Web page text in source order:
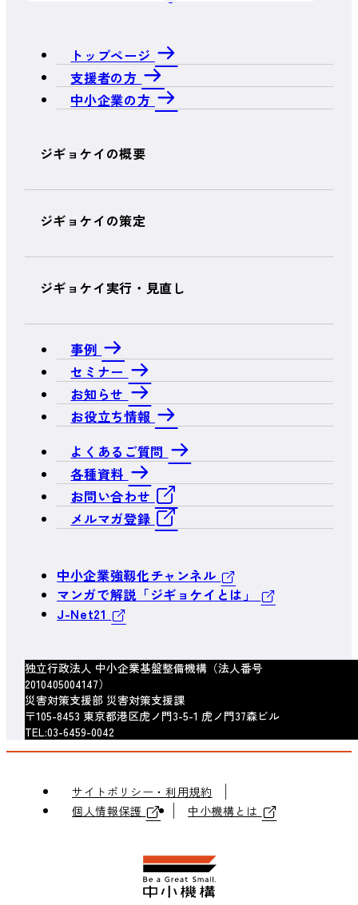
トップページ
支援者の方
中小企業の方
ジギョケイの概要
ジギョケイの策定
ジギョケイ実行・見直し
事例
セミナー
お知らせ
お役立ち情報
よくあるご質問
各種資料
お問い合わせ
メルマガ登録
中小企業強靱化チャンネル
マンガで解説「ジギョケイとは」
J-Net21
独立行政法人 中小企業基盤整備機構（法人番号
2010405004147）
災害対策支援部 災害対策支援課
〒105-8453 東京都港区虎ノ門3-5-1 虎ノ門37森ビル
TEL:03-6459-0042
サイトポリシー・利用規約
個人情報保護
中小機構とは